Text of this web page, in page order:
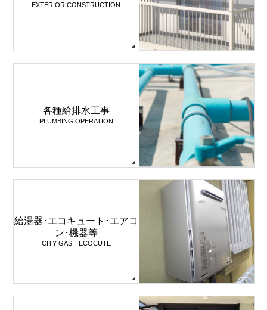
EXTERIOR CONSTRUCTION
各種給排水工事
PLUMBING OPERATION
給湯器･エコキュート･エアコ
ン･機器等
CITY GAS ECOCUTE